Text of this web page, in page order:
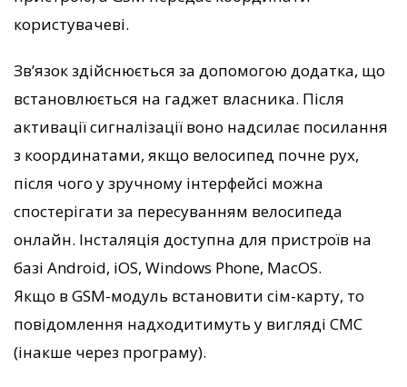
користувачеві.
Зв’язок здійснюється за допомогою додатка, що
встановлюється на гаджет власника. Після
активації сигналізації воно надсилає посилання
з координатами, якщо велосипед почне рух,
після чого у зручному інтерфейсі можна
спостерігати за пересуванням велосипеда
онлайн. Інсталяція доступна для пристроїв на
базі Android, iOS, Windows Phone, MacOS.
Якщо в GSM-модуль встановити сім-карту, то
повідомлення надходитимуть у вигляді СМС
(інакше через програму).